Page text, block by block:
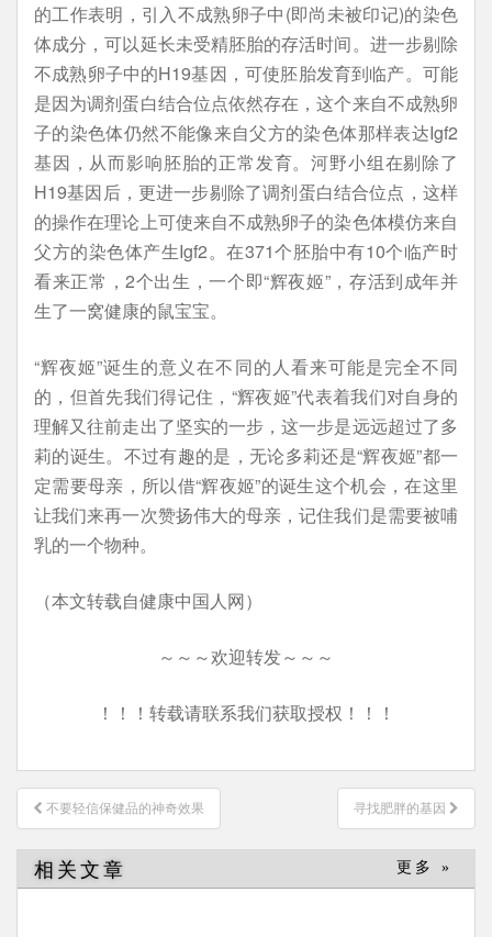
的工作表明，引入不成熟卵子中(即尚未被印记)的染色
体成分，可以延长未受精胚胎的存活时间。进一步剔除
不成熟卵子中的H19基因，可使胚胎发育到临产。可能
是因为调剂蛋白结合位点依然存在，这个来自不成熟卵
子的染色体仍然不能像来自父方的染色体那样表达Igf2
基因，从而影响胚胎的正常发育。河野小组在剔除了
H19基因后，更进一步剔除了调剂蛋白结合位点，这样
的操作在理论上可使来自不成熟卵子的染色体模仿来自
父方的染色体产生Igf2。在371个胚胎中有10个临产时
看来正常，2个出生，一个即“辉夜姬”，存活到成年并
生了一窝健康的鼠宝宝。
“辉夜姬”诞生的意义在不同的人看来可能是完全不同
的，但首先我们得记住，“辉夜姬”代表着我们对自身的
理解又往前走出了坚实的一步，这一步是远远超过了多
莉的诞生。不过有趣的是，无论多莉还是“辉夜姬”都一
定需要母亲，所以借“辉夜姬”的诞生这个机会，在这里
让我们来再一次赞扬伟大的母亲，记住我们是需要被哺
乳的一个物种。
（本文转载自健康中国人网）
～～～欢迎转发～～～
！！！转载请联系我们获取授权！！！
文
章
导
航
不要轻信保健品的神奇效果 寻找肥胖的基因
相关文章 更多 »